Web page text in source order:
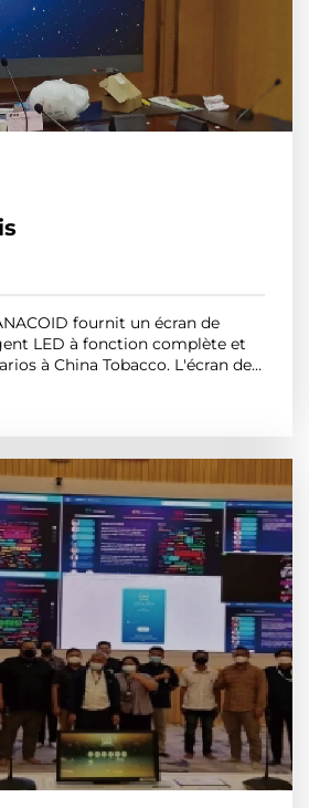
fournit un écran de
LED à fonction complète et
à China Tobacco. L'écran de